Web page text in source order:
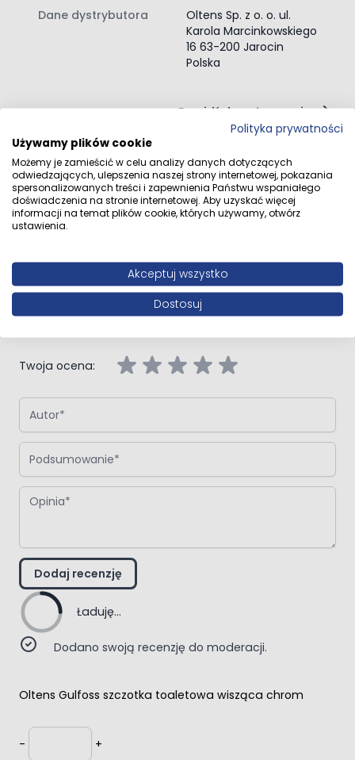
Dane dystrybutora
Oltens Sp. z o. o. ul.
Karola Marcinkowskiego
16 63-200 Jarocin
Polska
Przejdź do całego opisu
Opinie klientów
Napisz własną recenzję
Oltens Gulfoss szczotka toaletowa
Twoja ocena:
Autor
Podsumowanie
Opinia
Dodaj recenzję
Ładuję...
Dodano swoją recenzję do moderacji.
Oltens Gulfoss szczotka toaletowa wisząca chrom
-
Ilość
+
Polityka prywatności
Używamy plików cookie
Możemy je zamieścić w celu analizy danych dotyczących
odwiedzających, ulepszenia naszej strony internetowej, pokazania
spersonalizowanych treści i zapewnienia Państwu wspaniałego
doświadczenia na stronie internetowej. Aby uzyskać więcej
informacji na temat plików cookie, których używamy, otwórz
ustawienia.
Akceptuj wszystko
Dostosuj